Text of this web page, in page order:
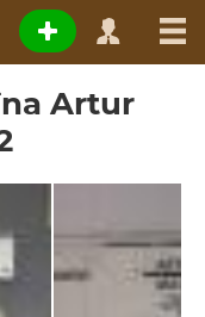
Artur